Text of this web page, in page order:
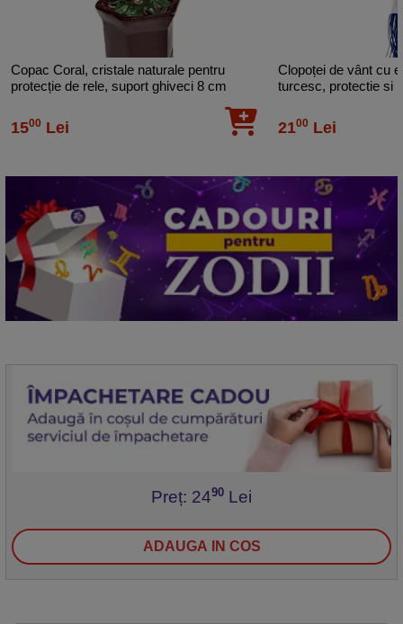
Copac Coral, cristale naturale pentru
protecție de rele, suport ghiveci 8 cm
1500 Lei
Clopoței de vânt cu
turcesc, protectie si
2100 Lei
Preț: 2490 Lei
ADAUGA IN COS